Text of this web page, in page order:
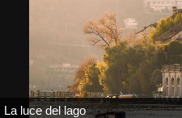
La luce del lago